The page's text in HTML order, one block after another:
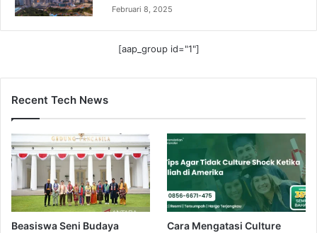
Februari 8, 2025
[aap_group id="1"]
Recent Tech News
Beasiswa Seni Budaya
Cara Mengatasi Culture